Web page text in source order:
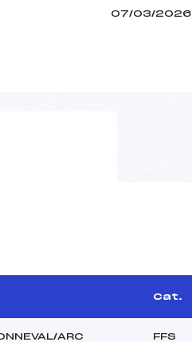
07/03/2026
Cat.
ARC FFS